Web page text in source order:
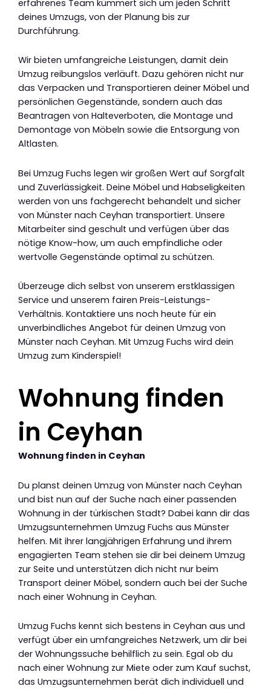
erfahrenes Team kümmert sich um jeden Schritt
deines Umzugs, von der Planung bis zur
Durchführung.
Wir bieten umfangreiche Leistungen, damit dein
Umzug reibungslos verläuft. Dazu gehören nicht nur
das Verpacken und Transportieren deiner Möbel und
persönlichen Gegenstände, sondern auch das
Beantragen von Halteverboten, die Montage und
Demontage von Möbeln sowie die Entsorgung von
Altlasten.
Bei Umzug Fuchs legen wir großen Wert auf Sorgfalt
und Zuverlässigkeit. Deine Möbel und Habseligkeiten
werden von uns fachgerecht behandelt und sicher
von Münster nach Ceyhan transportiert. Unsere
Mitarbeiter sind geschult und verfügen über das
nötige Know-how, um auch empfindliche oder
wertvolle Gegenstände optimal zu schützen.
Überzeuge dich selbst von unserem erstklassigen
Service und unserem fairen Preis-Leistungs-
Verhältnis. Kontaktiere uns noch heute für ein
unverbindliches Angebot für deinen Umzug von
Münster nach Ceyhan. Mit Umzug Fuchs wird dein
Umzug zum Kinderspiel!
Wohnung finden
in Ceyhan
Wohnung finden in Ceyhan
Du planst deinen Umzug von Münster nach Ceyhan
und bist nun auf der Suche nach einer passenden
Wohnung in der türkischen Stadt? Dabei kann dir das
Umzugsunternehmen Umzug Fuchs aus Münster
helfen. Mit ihrer langjährigen Erfahrung und ihrem
engagierten Team stehen sie dir bei deinem Umzug
zur Seite und unterstützen dich nicht nur beim
Transport deiner Möbel, sondern auch bei der Suche
nach einer Wohnung in Ceyhan.
Umzug Fuchs kennt sich bestens in Ceyhan aus und
verfügt über ein umfangreiches Netzwerk, um dir bei
der Wohnungssuche behilflich zu sein. Egal ob du
nach einer Wohnung zur Miete oder zum Kauf suchst,
das Umzugsunternehmen berät dich individuell und